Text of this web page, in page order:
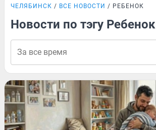
ЧЕЛЯБИНСК ВСЕ НОВОСТИ РЕБЕНОК
Новости по тэгу Ребенок